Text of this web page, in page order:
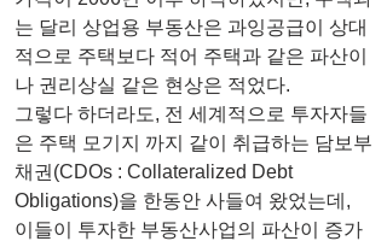
는 달리 상업용 부동산은 과잉공급이 상대
적으로 주택보다 적어 주택과 같은 파산이
나 권리상실 같은 현상은 적었다.
그렇다 하더라도, 전 세계적으로 투자자들
은 주택 모기지 까지 같이 취급하는 담보부
채권(CDOs : Collateralized Debt
Obligations)을 한동안 사들여 왔었는데,
이들이 투자한 부동산사업의 파산이 증가